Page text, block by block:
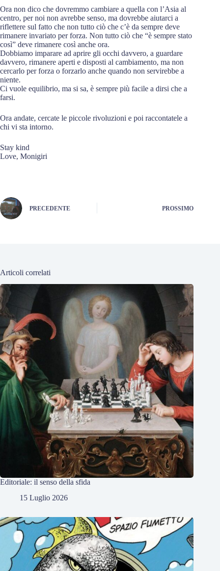
Ora non dico che dovremmo cambiare a quella con l’Asia al
centro, per noi non avrebbe senso, ma dovrebbe aiutarci a
riflettere sul fatto che non tutto ciò che c’è da sempre deve
rimanere invariato per forza. Non tutto ciò che “è sempre stato
così” deve rimanere così anche ora.
Dobbiamo imparare ad aprire gli occhi davvero, a guardare
davvero, rimanere aperti e disposti al cambiamento, ma non
cercarlo per forza o forzarlo anche quando non servirebbe a
niente.
Ci vuole equilibrio, ma si sa, è sempre più facile a dirsi che a
farsi.
Ora andate, cercate le piccole rivoluzioni e poi raccontatele a
chi vi sta intorno.
Stay kind
Love, Monigiri
PRECEDENTE PROSSIMO
Articoli correlati
Editoriale: il senso della sfida
15 Luglio 2026